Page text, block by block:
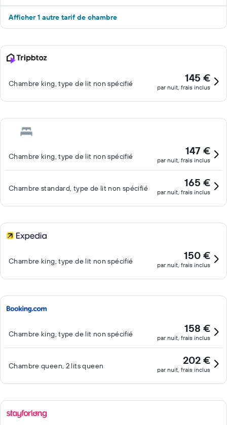
Afficher 1 autre tarif de chambre
Chambre king, type de lit non spécifié 145 €
par nuit, frais inclus
Chambre king, type de lit non spécifié 147 €
par nuit, frais inclus
Chambre standard, type de lit non spécifié 165 €
par nuit, frais inclus
Chambre king, type de lit non spécifié 150 €
par nuit, frais inclus
Chambre king, type de lit non spécifié 158 €
par nuit, frais inclus
Chambre queen, 2 lits queen 202 €
par nuit, frais inclus